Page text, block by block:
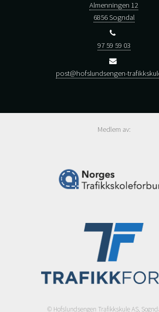
Almenningen 12
6856 Sogndal
97 59 59 03
post@hofslundsengen-
Medlem av:
© Hofslundsengen Trafikkskule AS,